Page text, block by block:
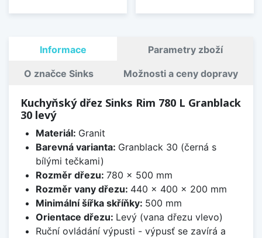
Informace Parametry zboží
O značce Sinks Možnosti a ceny dopravy
Kuchyňský dřez Sinks Rim 780 L Granblack
30 levý
Materiál: Granit
Barevná varianta: Granblack 30 (černá s
bílými tečkami)
Rozměr dřezu: 780 x 500 mm
Rozměr vany dřezu: 440 x 400 x 200 mm
Minimální šířka skříňky: 500 mm
Orientace dřezu: Levý (vana dřezu vlevo)
Ruční ovládání výpusti - výpusť se zavírá a